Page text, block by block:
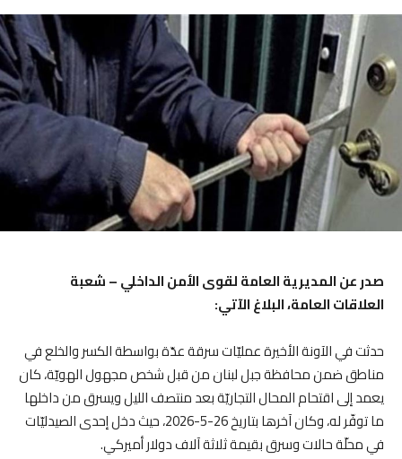
صدر عن المديرية العامة لقوى الأمن الداخلي – شعبة
العلاقات العامة، البلاغ الآتي:
حدثت في الآونة الأخيرة عمليّات سرقة عدّة بواسطة الكسر والخلع في
مناطق ضمن محافظة جبل لبنان من قبل شخص مجهول الهويّة، كان
يعمد إلى اقتحام المحال التجاريّة بعد منتصف الليل ويسرق من داخلها
ما توفّر له، وكان آخرها بتاريخ 26-5-2026، حيث دخل إحدى الصيدليّات
في محلّة حالات وسرق بقيمة ثلاثة آلاف دولار أميركي.